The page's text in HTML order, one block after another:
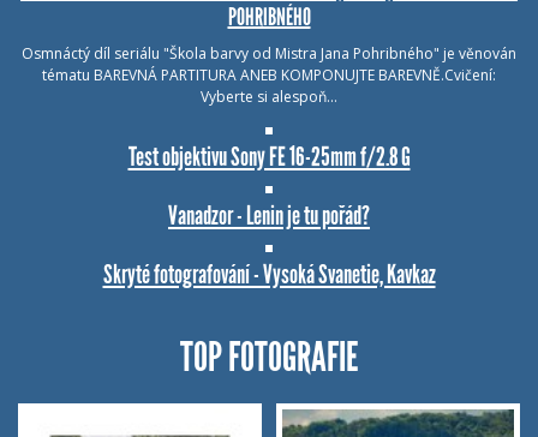
POHRIBNÉHO
Osmnáctý díl seriálu "Škola barvy od Mistra Jana Pohribného" je věnován
tématu BAREVNÁ PARTITURA ANEB KOMPONUJTE BAREVNĚ.Cvičení:
Vyberte si alespoň…
Test objektivu Sony FE 16-25mm f/2.8 G
Vanadzor - Lenin je tu pořád?
Skryté fotografování - Vysoká Svanetie, Kavkaz
TOP FOTOGRAFIE